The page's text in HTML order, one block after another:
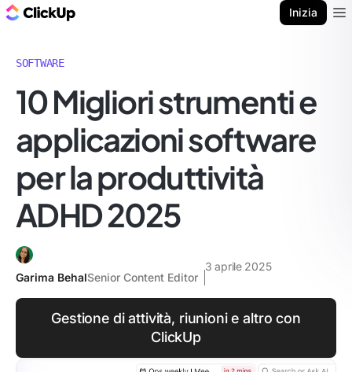
Inizia
SOFTWARE
10 Migliori strumenti e
applicazioni software
per la produttività
ADHD 2025
Garima BehalSenior Content Editor
3 aprile 2025
Gestione di attività, riunioni e altro con
ClickUp